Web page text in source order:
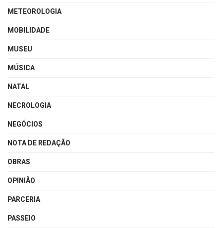
METEOROLOGIA
MOBILIDADE
MUSEU
MÚSICA
NATAL
NECROLOGIA
NEGÓCIOS
NOTA DE REDAÇÃO
OBRAS
OPINIÃO
PARCERIA
PASSEIO